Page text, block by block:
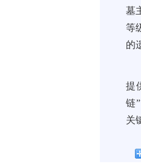
墓
等
的
提
链
关